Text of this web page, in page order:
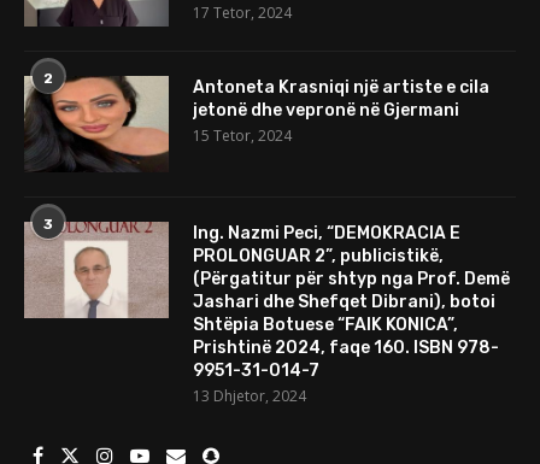
17 Tetor, 2024
2
Antoneta Krasniqi një artiste e cila
jetonë dhe vepronë në Gjermani
15 Tetor, 2024
3
Ing. Nazmi Peci, “DEMOKRACIA E
PROLONGUAR 2”, publicistikë,
(Përgatitur për shtyp nga Prof. Demë
Jashari dhe Shefqet Dibrani), botoi
Shtëpia Botuese “FAIK KONICA”,
Prishtinë 2024, faqe 160. ISBN 978-
9951-31-014-7
13 Dhjetor, 2024